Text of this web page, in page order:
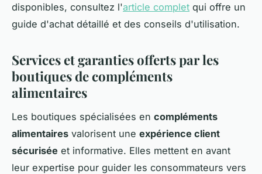
disponibles, consultez l'article complet qui offre un
guide d'achat détaillé et des conseils d'utilisation.
Services et garanties offerts par les
boutiques de compléments
alimentaires
Les boutiques spécialisées en compléments
alimentaires valorisent une expérience client
sécurisée et informative. Elles mettent en avant
leur expertise pour guider les consommateurs vers